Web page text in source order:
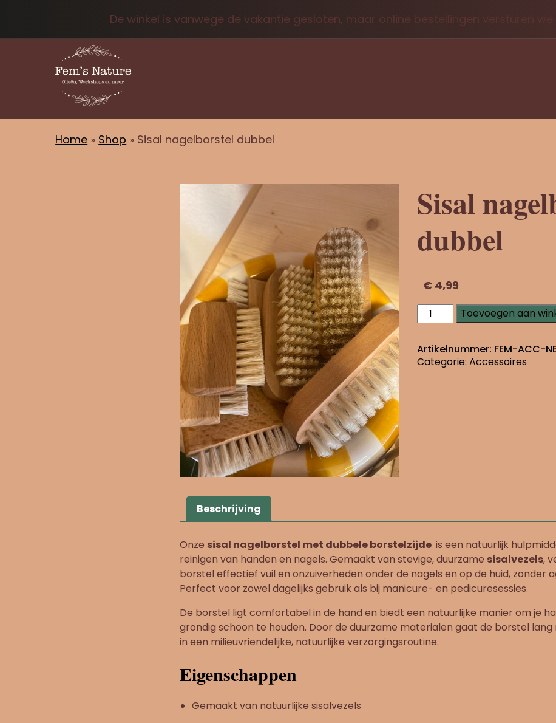
De winkel is vanwege de vakantie gesloten, maar online bestellingen versturen we
Home » Shop » Sisal nagelborstel dubbel
Sisal
dubbel
€ 4,99
Sisal
nagelborstel
aantal
Toevoegen aan
Artikelnummer: FEM-ACC-
Categorie:Accessoires
Beschrijving
Onze sisal nagelborstel met dubbele borstelzijde is een natuurlijk
reinigen van handen en nagels. Gemaakt van stevige, duurzame sisalvezels,
borstel effectief vuil en onzuiverheden onder de nagels en op de huid, zonder
Perfect voor zowel dagelijks gebruik als bij manicure- en pedicuresessies.
De borstel ligt comfortabel in de hand en biedt een natuurlijke manier om je
grondig schoon te houden. Door de duurzame materialen gaat de borstel lang
in een milieuvriendelijke, natuurlijke verzorgingsroutine.
Eigenschappen
Gemaakt van natuurlijke sisalvezels